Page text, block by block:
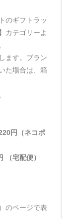
のギフトラッ
カテゴリーよ
ます。ブラン
た場合は、箱
円（ネコポ
宅配便）
のページで表